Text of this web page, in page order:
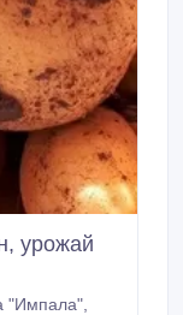
урожай
"Импала",